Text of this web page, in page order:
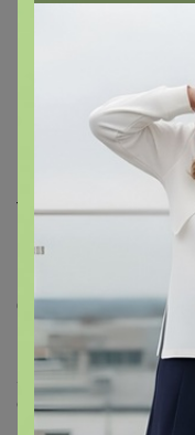
Описание
Текстура гладкая и
немаркирующую
вероятностью
Он легкий и удобный
Бесшовный дизайн
легкая ткань
следов износа.